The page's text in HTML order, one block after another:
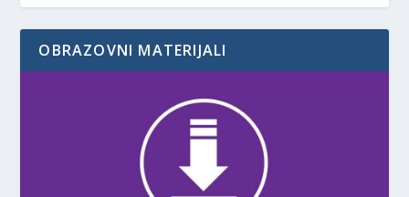
OBRAZOVNI MATERIJALI